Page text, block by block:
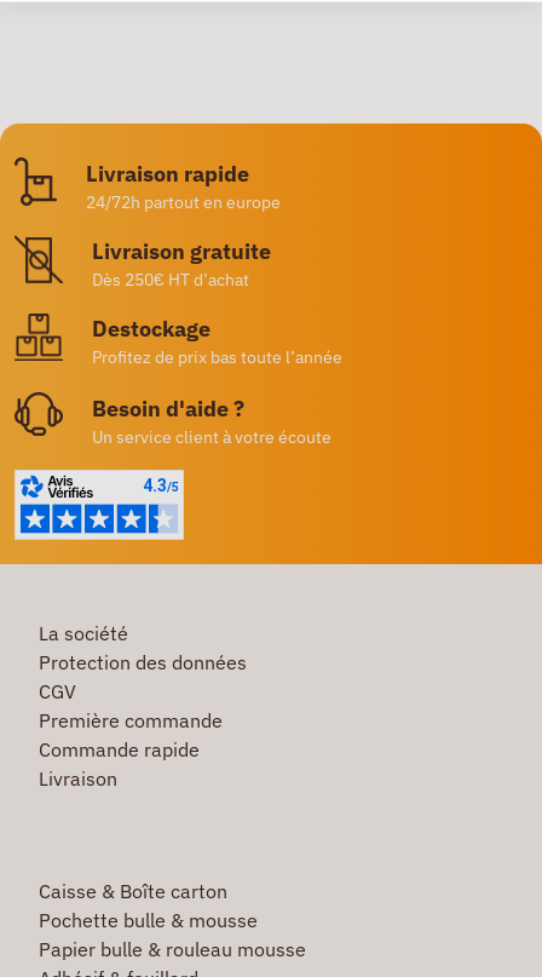
Livraison rapide
24/72h partout en europe
Livraison gratuite
Dès 250€ HT d’achat
Destockage
Profitez de prix bas toute l’année
Besoin d'aide ?
Un service client à votre écoute
La société
Protection des données
CGV
Première commande
Commande rapide
Livraison
Caisse & Boîte carton
Pochette bulle & mousse
Papier bulle & rouleau mousse